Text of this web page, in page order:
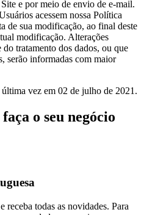
e por meio de envio de e-mail.
acessem nossa Política
de sua modificação, ao final deste
modificação. Alterações
tratamento dos dados, ou que
serão informadas com maior
vez em 02 de julho de 2021.
o seu negócio
receba todas as novidades. Para